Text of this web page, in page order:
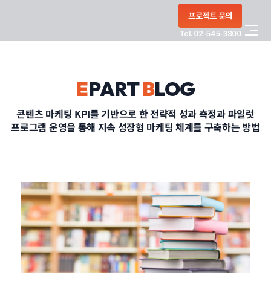
프로젝트 문의
Tel. 02-545-3800
PORTFOLIO
CONTACT
정부지원사업
EPARTBLOG
콘텐츠 마케팅 KPI를 기반으로 한 전략적 성과 측정과 파일럿
프로그램 운영을 통해 지속 성장형 마케팅 체계를 구축하는 방법